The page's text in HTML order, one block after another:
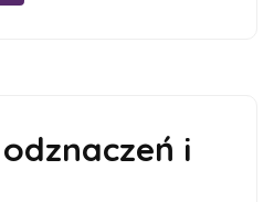
i